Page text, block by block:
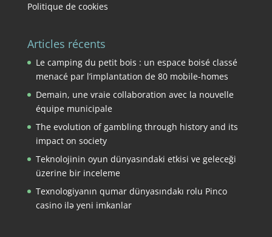
Politique de cookies
Articles récents
Le camping du petit bois : un espace boisé classé
menacé par l’implantation de 80 mobile-homes
Demain, une vraie collaboration avec la nouvelle
équipe municipale
The evolution of gambling through history and its
impact on society
Teknolojinin oyun dünyasındaki etkisi ve geleceği
üzerine bir inceleme
Texnologiyanın qumar dünyasındakı rolu Pinco
casino ilə yeni imkanlar